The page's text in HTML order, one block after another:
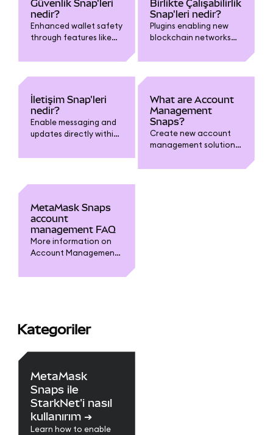
Güvenlik Snap'leri
nedir?
Enhanced wallet safety
through features like
transaction filtering,
Birlikte Çalışabilirlik
Snap'leri nedir?
Plugins enabling new
blockchain networks
İletişim Snap'leri
nedir?
Enable messaging and
updates directly within
What are Account
Management
Snaps?
Create new account
management solutions
MetaMask Snaps
account
management FAQ
More information on
Account Management
Kategoriler
MetaMask
Snaps ile
StarkNet'i nasıl
kullanırım ➔
Learn how to enable